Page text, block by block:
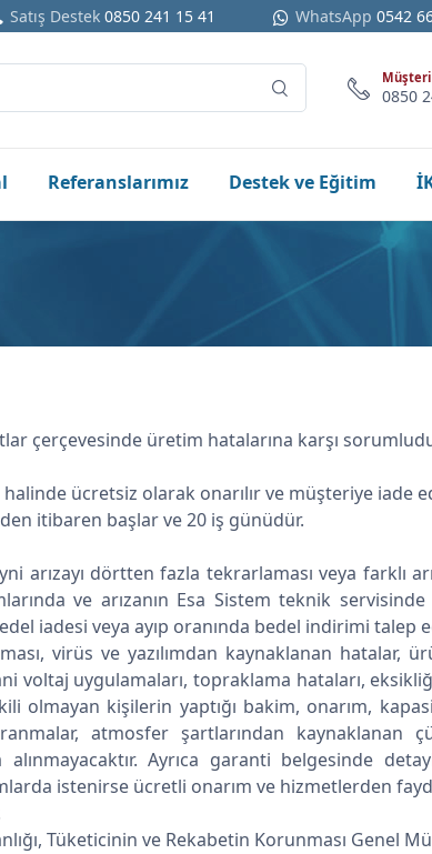
Satış Destek 0850 241 15 41 WhatsApp 0542
0850
Referanslarımız Destek ve Eğitim
çerçevesinde üretim hatalarına karşı
ücretsiz olarak onarılır ve müşteriye iade
itibaren başlar ve 20 iş günüdür.
dörtten fazla tekrarlaması veya farklı
ve arızanın Esa Sistem teknik
iadesi veya ayıp oranında bedel indirimi talep
virüs ve yazılımdan kaynaklanan hatalar,
voltaj uygulamaları, topraklama hataları,
kişilerin yaptığı bakim, onarım,
atmosfer şartlarından kaynaklanan
Ayrıca garanti belgesinde
istenirse ücretli onarım ve hizmetlerden
Tüketicinin ve Rekabetin Korunması Genel